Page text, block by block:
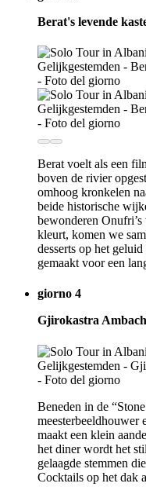
Berat's levende
Berat voelt als een
boven de rivier
omhoog kronkelen
beide historische
bewonderen
kleurt, komen we
desserts op het
gemaakt voor een
giorno 4
Gjirokastra
Beneden in de
meesterbeeldhouwer
maakt een klein
het diner wordt het
gelaagde stemmen
Cocktails op het dak